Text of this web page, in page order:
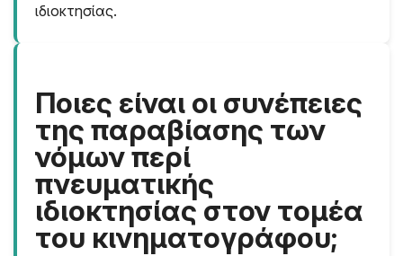
ιδιοκτησίας.
Ποιες είναι οι συνέπειες
της παραβίασης των
νόμων περί
πνευματικής
ιδιοκτησίας στον τομέα
του κινηματογράφου;